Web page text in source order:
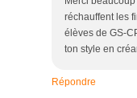
réchauffent les
élèves de GS-
ton style en
Répondre